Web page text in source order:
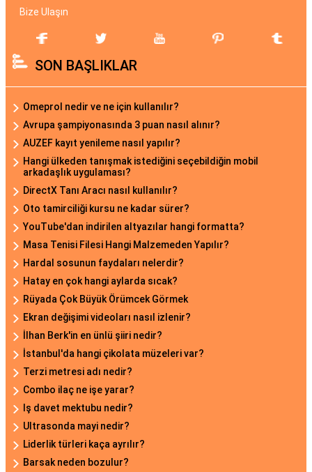
Bize Ulaşın
SON BAŞLIKLAR
Omeprol nedir ve ne için kullanılır?
Avrupa şampiyonasında 3 puan nasıl alınır?
AUZEF kayıt yenileme nasıl yapılır?
Hangi ülkeden tanışmak istediğini seçebildiğin mobil
arkadaşlık uygulaması?
DirectX Tanı Aracı nasıl kullanılır?
Oto tamirciliği kursu ne kadar sürer?
YouTube'dan indirilen altyazılar hangi formatta?
Masa Tenisi Filesi Hangi Malzemeden Yapılır?
Hardal sosunun faydaları nelerdir?
Hatay en çok hangi aylarda sıcak?
Rüyada Çok Büyük Örümcek Görmek
Ekran değişimi videoları nasıl izlenir?
İlhan Berk'in en ünlü şiiri nedir?
İstanbul'da hangi çikolata müzeleri var?
Terzi metresi adı nedir?
Combo ilaç ne işe yarar?
Iş davet mektubu nedir?
Ultrasonda mayi nedir?
Liderlik türleri kaça ayrılır?
Barsak neden bozulur?